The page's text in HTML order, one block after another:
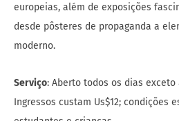
europeias, além de exposições
desde pôsteres de propaganda a
moderno.
Serviço: Aberto todos os dias
Ingressos custam Us$12; condições